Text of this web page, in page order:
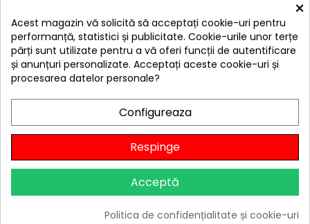
Suport fonta cu piatra pizza pentru sistemul culinar
modular Activa 15219
189,00 lei
Citește review-urile
În stoc
Adaugă în Coș
×
Acest magazin vă solicită să acceptați cookie-uri pentru
performanță, statistici și publicitate. Cookie-urile unor terțe
părți sunt utilizate pentru a vă oferi funcții de autentificare
și anunțuri personalizate. Acceptați aceste cookie-uri și
procesarea datelor personale?
Configureaza
Respinge
Acceptă
Politica de confidențialitate și cookie-uri